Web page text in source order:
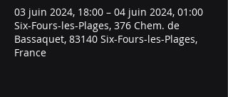
03 juin 2024, 18:00 – 04 juin 2024, 01:00
Six-Fours-les-Plages, 376 Chem. de
Bassaquet, 83140 Six-Fours-les-Plages,
France